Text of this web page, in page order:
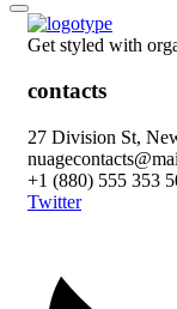
Get styled with
contacts
27 Division St,
+1 (880) 555 353
Twitter